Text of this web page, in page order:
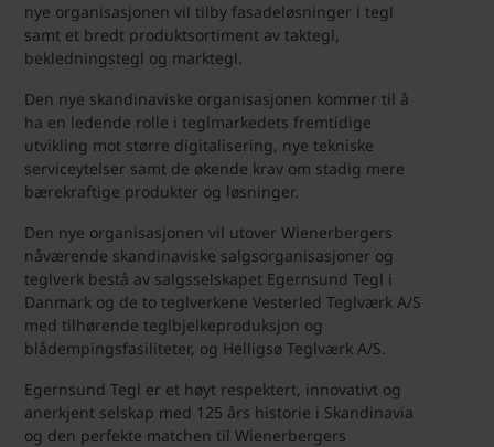
nye organisasjonen vil tilby fasadeløsninger i tegl
samt et bredt produktsortiment av taktegl,
bekledningstegl og marktegl.
Den nye skandinaviske organisasjonen kommer til å
ha en ledende rolle i teglmarkedets fremtidige
utvikling mot større digitalisering, nye tekniske
serviceytelser samt de økende krav om stadig mere
bærekraftige produkter og løsninger.
Den nye organisasjonen vil utover Wienerbergers
nåværende skandinaviske salgsorganisasjoner og
teglverk bestå av salgsselskapet Egernsund Tegl i
Danmark og de to teglverkene Vesterled Teglværk A/S
med tilhørende teglbjelkeproduksjon og
blådempingsfasiliteter, og Helligsø Teglværk A/S.
Egernsund Tegl er et høyt respektert, innovativt og
anerkjent selskap med 125 års historie i Skandinavia
og den perfekte matchen til Wienerbergers